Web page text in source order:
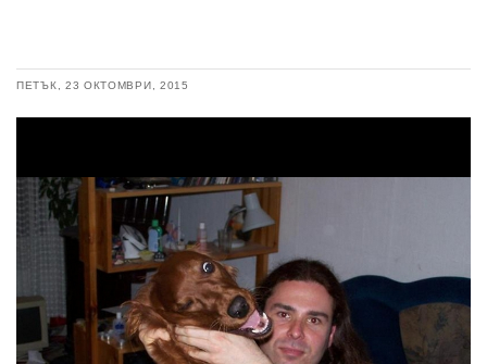
ПЕТЪК, 23 ОКТОМВРИ, 2015